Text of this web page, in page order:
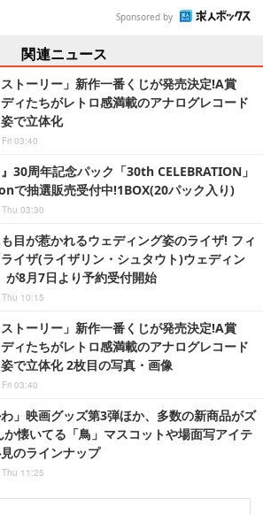
Sponsored by
関連ニュース
ストーリー」新作一番くじが発売決定!A賞
ィたちがレトロ感満載のアナログレコード
で立体化
03:40
』30周年記念パック「30th CELEBRATION」
で抽選販売受付中!1BOX(20パック入り)
03:30
目が惹かれるウェディング姿のライザ! フィ
イザ(ライザリン・シュタウト)ウェディン
が8月7日より予約受付開始
10:15
ストーリー」新作一番くじが発売決定!A賞
ィたちがレトロ感満載のアナログレコード
で立体化 2枚目の写真・画像
03:40
わ」映画グッズ第3弾ほか、多数の新商品がズ
か懐いてる「鳥」マスコットや場面写アイテ
のラインナップ
11:25